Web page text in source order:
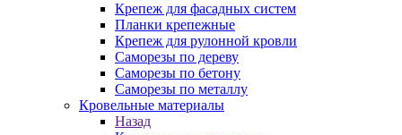
Крепеж для фасадных систем
Планки крепежные
Крепеж для рулонной кровли
Саморезы по дереву
Саморезы по бетону
Саморезы по металлу
Кровельные материалы
Назад